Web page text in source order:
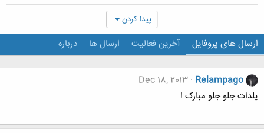
پیدا کردن
ارسال های پروفایل آخرین فعالیت ارسال ها درباره
Relampago
Dec 18, 2013
یلدات جلو جلو مبارک !